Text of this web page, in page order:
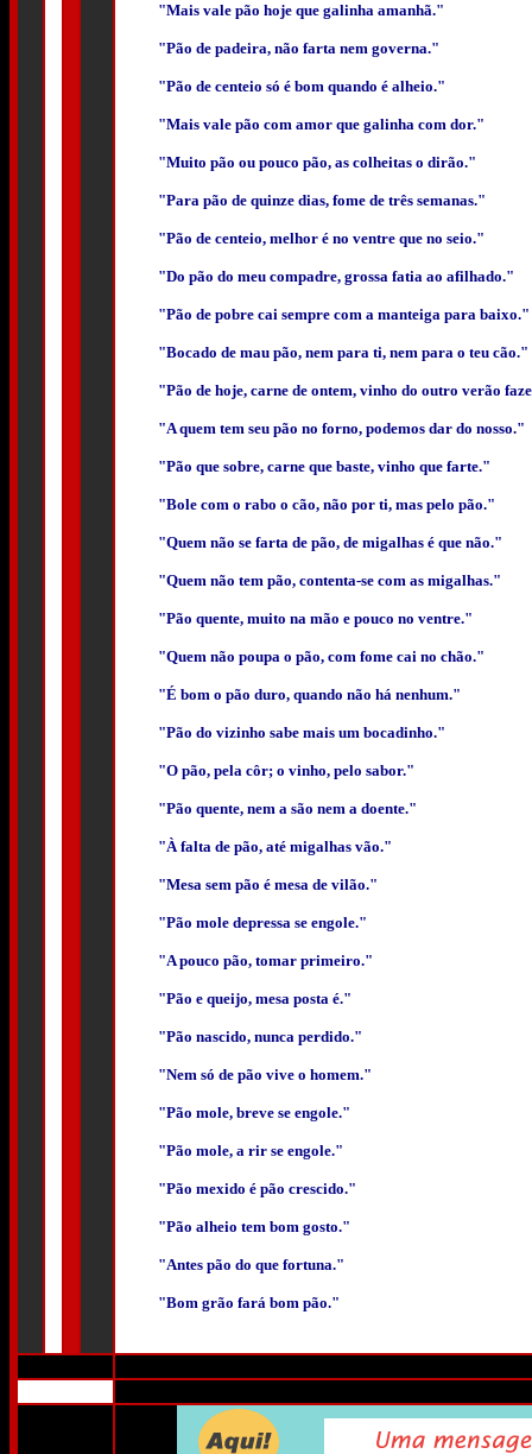
"Mais vale pão hoje que galinha amanhã."
"Pão de padeira, não farta nem governa."
"Pão de centeio só é bom quando é alheio."
"Mais vale pão com amor que galinha com dor."
"Muito pão ou pouco pão, as colheitas o dirão."
"Para pão de quinze dias, fome de três semanas."
"Pão de centeio, melhor é no ventre que no seio."
"Do pão do meu compadre, grossa fatia ao afilhado."
"Pão de pobre cai sempre com a manteiga para baixo."
"Bocado de mau pão, nem para ti, nem para o teu cão."
"Pão de hoje, carne de ontem, vinho do outro verão
"A quem tem seu pão no forno, podemos dar do nosso."
"Pão que sobre, carne que baste, vinho que farte."
"Bole com o rabo o cão, não por ti, mas pelo pão."
"Quem não se farta de pão, de migalhas é que não."
"Quem não tem pão, contenta-se com as migalhas."
"Pão quente, muito na mão e pouco no ventre."
"Quem não poupa o pão, com fome cai no chão."
"É bom o pão duro, quando não há nenhum."
"Pão do vizinho sabe mais um bocadinho."
"O pão, pela côr; o vinho, pelo sabor."
"Pão quente, nem a são nem a doente."
"À falta de pão, até migalhas vão."
"Mesa sem pão é mesa de vilão."
"Pão mole depressa se engole."
"A pouco pão, tomar primeiro."
"Pão e queijo, mesa posta é."
"Pão nascido, nunca perdido."
"Nem só de pão vive o homem."
"Pão mole, breve se engole."
"Pão mole, a rir se engole."
"Pão mexido é pão crescido."
"Pão alheio tem bom gosto."
"Antes pão do que fortuna."
"Bom grão fará bom pão."